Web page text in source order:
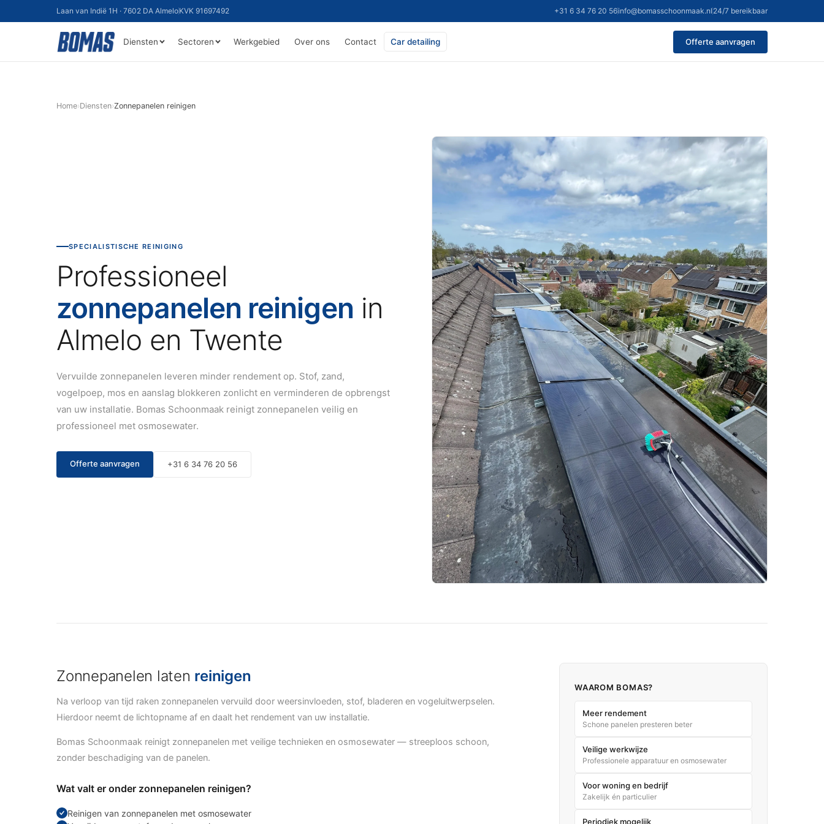
Laan van Indië 1H · 7602 DA AlmeloKVK 91697492 +31 6 34 76 20 56info@bomasschoonmaak.nl 24/7 bereikbaar
Diensten Sectoren Werkgebied Over ons Contact Car detailing Offerte aanvragen
Home›Diensten›Zonnepanelen reinigen
SPECIALISTISCHE REINIGING
Professioneel
zonnepanelen reinigen in
Almelo en Twente
Vervuilde zonnepanelen leveren minder rendement op. Stof, zand,
vogelpoep, mos en aanslag blokkeren zonlicht en verminderen de opbrengst
van uw installatie. Bomas Schoonmaak reinigt zonnepanelen veilig en
professioneel met osmosewater.
Offerte aanvragen +31 6 34 76 20 56
Zonnepanelen laten reinigen
Na verloop van tijd raken zonnepanelen vervuild door weersinvloeden, stof, bladeren en vogeluitwerpselen.
Hierdoor neemt de lichtopname af en daalt het rendement van uw installatie.
Bomas Schoonmaak reinigt zonnepanelen met veilige technieken en osmosewater — streeploos schoon,
zonder beschadiging van de panelen.
Wat valt er onder zonnepanelen reinigen?
Reinigen van zonnepanelen met osmosewater
WAAROM BOMAS?
Meer rendement
Schone panelen presteren beter
Veilige werkwijze
Professionele apparatuur en osmosewater
Voor woning en bedrijf
Zakelijk én particulier
Periodiek mogelijk